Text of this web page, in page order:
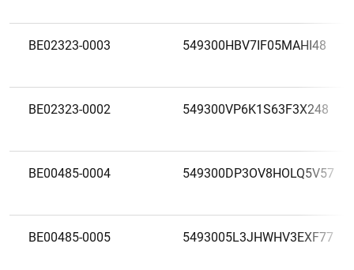
BE02323-0003 549300HBV7IF05MAHI48
BE02323-0002 549300VP6K1S63F3X248
BE00485-0004 549300DP3OV8HOLQ5V57
BE00485-0005 5493005L3JHWHV3EXF77